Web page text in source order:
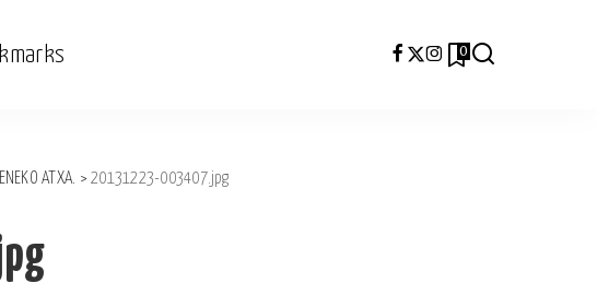
0
ATXA. >20131223-003407.jpg